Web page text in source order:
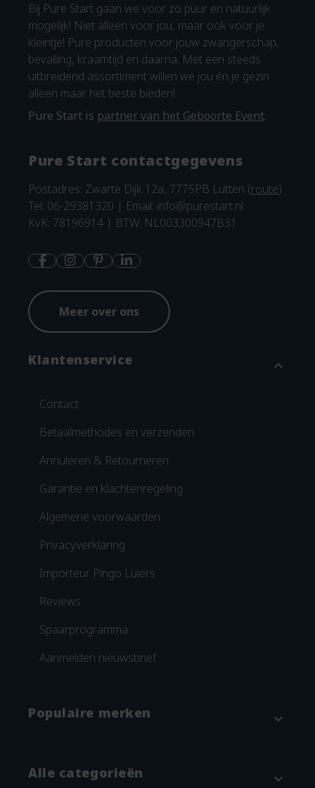
Bij Pure Start gaan we voor zo puur en natuurlijk
mogelijk! Niet alleen voor jou, maar ook voor je
kleintje! Pure producten voor jouw zwangerschap,
bevalling, kraamtijd en daarna. Met een steeds
uitbreidend assortiment willen we jou én je gezin
alleen maar het beste bieden!
Pure Start is partner van het Geboorte Event.
Pure Start contactgegevens
Postadres: Zwarte Dijk 12a, 7775PB Lutten (route)
Tel: 06-29381320 | Email: info@purestart.nl
KvK: 78196914 | BTW: NL003300947B31
Meer over ons
Klantenservice expand_more
Contact
Betaalmethodes en verzenden
Annuleren & Retourneren
Garantie en klachtenregeling
Algemene voorwaarden
Privacyverklaring
Importeur Pingo Luiers
Reviews
Spaarprogramma
Aanmelden nieuwsbrief
Populaire merken expand_more
Alle categorieën expand_more